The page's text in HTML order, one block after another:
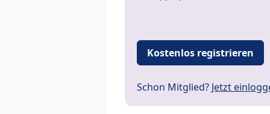
Kostenlos registrieren
Schon Mitglied? Jetzt